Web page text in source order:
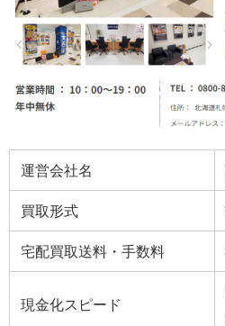
運営会社名
買取形式
宅配買取送料・手数料
現金化スピード